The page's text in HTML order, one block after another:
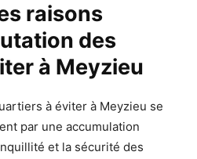
raisons
des
à Meyzieu
à éviter à Meyzieu se
par une accumulation
et la sécurité des